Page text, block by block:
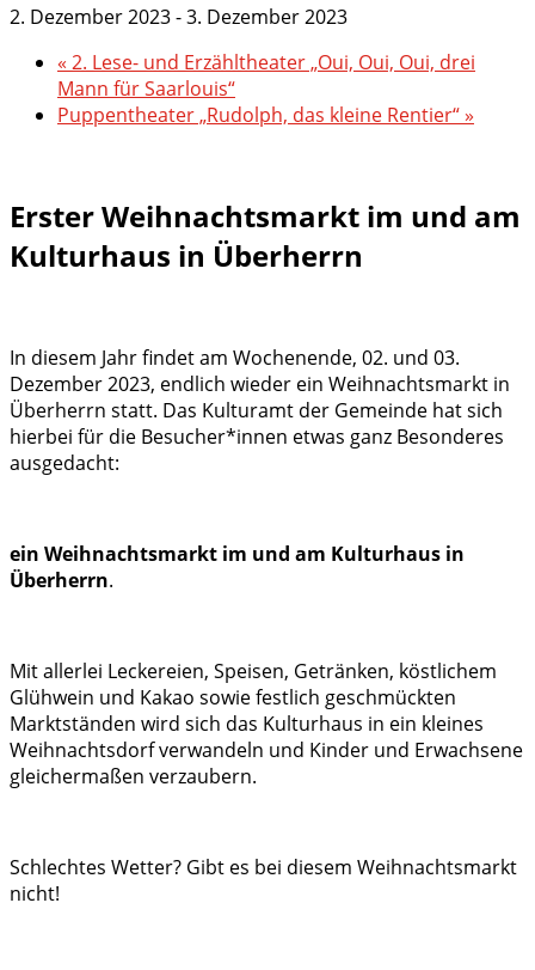
2. Dezember 2023-3. Dezember 2023
« 2. Lese- und Erzähltheater „Oui, Oui, Oui, drei
Mann für Saarlouis“
Puppentheater „Rudolph, das kleine Rentier“»
Erster Weihnachtsmarkt im und am
Kulturhaus in Überherrn
In diesem Jahr findet am Wochenende, 02. und 03.
Dezember 2023, endlich wieder ein Weihnachtsmarkt in
Überherrn statt. Das Kulturamt der Gemeinde hat sich
hierbei für die Besucher*innen etwas ganz Besonderes
ausgedacht:
ein Weihnachtsmarkt im und am Kulturhaus in
Überherrn.
Mit allerlei Leckereien, Speisen, Getränken, köstlichem
Glühwein und Kakao sowie festlich geschmückten
Marktständen wird sich das Kulturhaus in ein kleines
Weihnachtsdorf verwandeln und Kinder und Erwachsene
gleichermaßen verzaubern.
Schlechtes Wetter? Gibt es bei diesem Weihnachtsmarkt
nicht!